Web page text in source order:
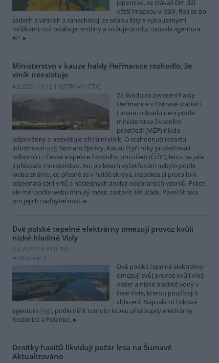
Japonsko, se stávají čím dál
větší hrozbou v Itálii. Rojí se po
sadech a vinicích a zanechávají za sebou listy s vykousanými
mřížkami, což oslabuje rostliny a snižuje úrodu, napsala agentura
AP.
Ministerstvo v kauze haldy Heřmanice rozhodlo, že
viník neexistuje
4.8.2026 19:12 | OSTRAVA (ČTK)
Za škodu za zavezení haldy
Heřmanice v Ostravě statisíci
tunami odpadu není podle
ministerstva životního
prostředí (MŽP) nikdo
odpovědný a neexistuje oficiální viník. O rozhodnutí resortu
informoval web Seznam Zprávy. Kauzu čtyři roky prošetřovali
odborníci z České inspekce životního prostředí (ČIŽP), letos na jaře
ji převzalo ministerstvo. Ani po letech vyšetřování nebylo podle
webu známo, co přesně se v haldě skrývá, inspekce si proto loni
objednala sérii vrtů a následných analýz odebraných vzorků. Práce
ale měl podle webu minulý měsíc zastavit šéf úřadu Pavel Straka
pro jejich nadbytečnost.
Dvě polské tepelné elektrárny omezují provoz kvůli
nízké hladině Visly
4.8.2026 18:35 (ČTK)
Diskuse: 2
Dvě polské tepelné elektrárny
omezují svůj provoz kvůli vlně
veder a nízké hladině vody v
řece Visle, kterou používají k
chlazení. Napsala to tisková
agentura PAP, podle níž k tomuto kroku přistoupily elektrárny
Kozienice a Polaniec.
Desítky hasičů likvidují požár lesa na Šumavě
Aktualizováno